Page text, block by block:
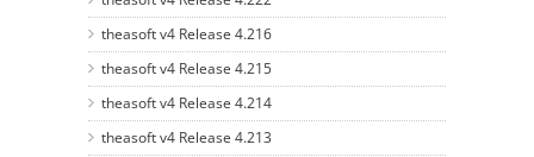
theasoft v4 Release 4.216
theasoft v4 Release 4.215
theasoft v4 Release 4.214
theasoft v4 Release 4.213